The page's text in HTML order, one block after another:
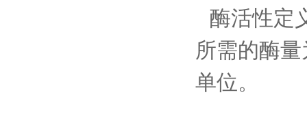
酶活性定
所需的酶
单位。